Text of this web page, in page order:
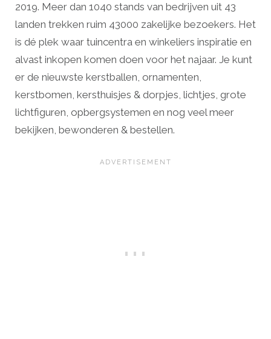
2019. Meer dan 1040 stands van bedrijven uit 43
landen trekken ruim 43000 zakelijke bezoekers. Het
is dé plek waar tuincentra en winkeliers inspiratie en
alvast inkopen komen doen voor het najaar. Je kunt
er de nieuwste kerstballen, ornamenten,
kerstbomen, kersthuisjes & dorpjes, lichtjes, grote
lichtfiguren, opbergsystemen en nog veel meer
bekijken, bewonderen & bestellen.